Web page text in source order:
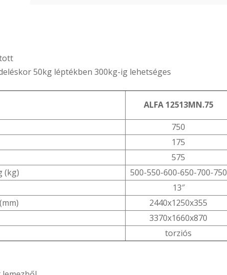
50kg léptékben 300kg-ig lehetséges
ALFA 12513MN.75
750
175
575
(kg)
500-550-600-650-700-750
13″
2440x1250x355
3370x1660x870
torziós